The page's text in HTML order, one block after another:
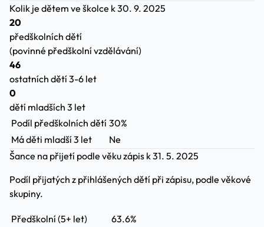
Kolik je dětem ve školce k 30. 9. 2025
20
předškolních dětí
(povinné předškolní vzdělávání)
46
ostatních dětí 3-6 let
0
dětí mladších 3 let
Podíl předškolních dětí 30%
Má děti mladší 3 let
Ne
Šance na přijetí podle věkuzápis k 31. 5. 2025
Podíl přijatých z přihlášených dětí při zápisu, podle věkové
skupiny.
Předškolní (5+ let)
63.6%